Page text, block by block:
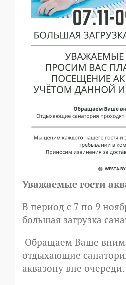
Уважаемые гости
В период с 7 по 9
большая загрузка
Обращаем Ваше
отдыхающие
аквазону вне очереди.